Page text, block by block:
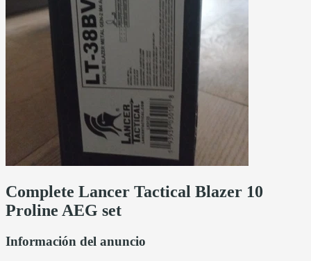
Complete Lancer Tactical Blazer 10
Proline AEG set
Información del anuncio